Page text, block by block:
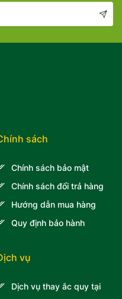
sách
Chính sách bảo mật
Chính sách đổi trả hàng
Hướng dẫn mua hàng
Quy định bảo hành
vụ
Dịch vụ thay ắc quy tại